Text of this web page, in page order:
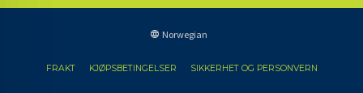
Norwegian
FRAKT KJØPSBETINGELSER SIKKERHET OG PERSONVERN